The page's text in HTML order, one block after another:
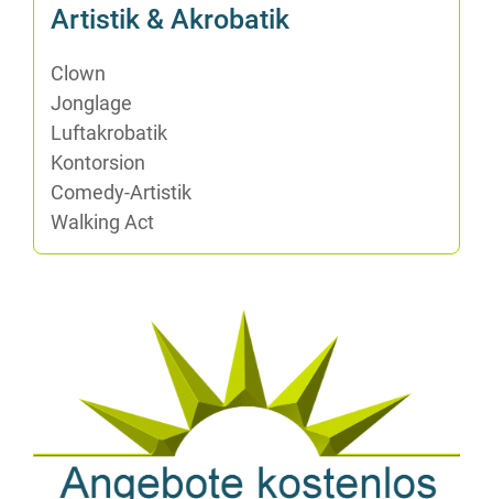
Ar­tis­tik & Akrobatik
Clown
Jon­gla­ge
Luft­akro­ba­tik
Kon­tor­si­on
Co­me­dy-Ar­tis­tik
Wal­king Act